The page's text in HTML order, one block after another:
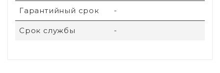
Гарантийный срок -
Срок службы -